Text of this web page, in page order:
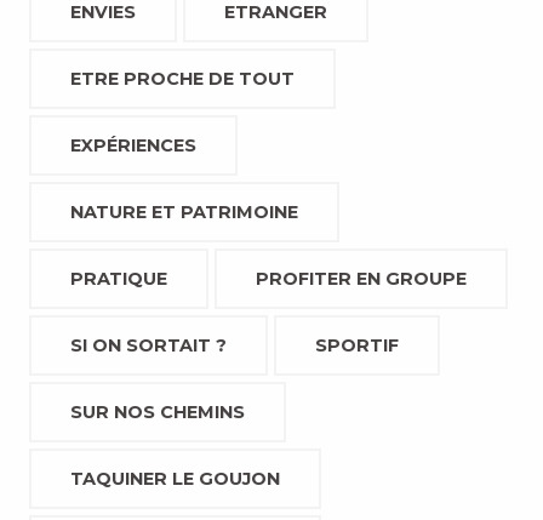
ENVIES ETRANGER
ETRE PROCHE DE TOUT
EXPÉRIENCES
NATURE ET PATRIMOINE
PRATIQUE PROFITER EN GROUPE
SI ON SORTAIT ? SPORTIF
SUR NOS CHEMINS
TAQUINER LE GOUJON